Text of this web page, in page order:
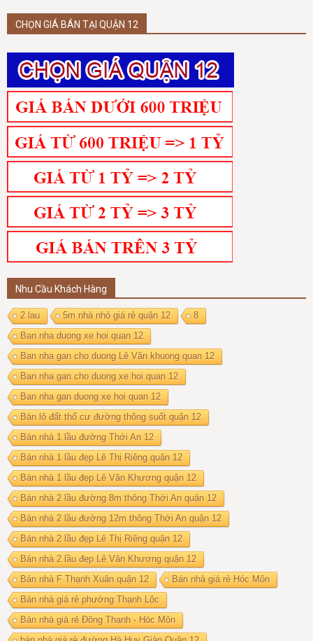
CHỌN GIÁ BÁN TẠI QUẬN 12
Nhu Cầu Khách Hàng
2 lau 5m nhà nhỏ giá rẻ quận 12
8
Ban nha duong xe hoi quan 12
Ban nha gan cho duong Lê Văn khuong quan 12
Ban nha gan cho duong xe hoi quan 12
Ban nha gan duong xe hoi quan 12
Bán lô đất thổ cư đường thông suốt quận 12
Bán nhà 1 lầu đường Thới An 12
Bán nhà 1 lầu đẹp Lê Thị Riêng quận 12
Bán nhà 1 lầu đẹp Lê Văn Khương quận 12
Bán nhà 2 lầu đường 8m thông Thới An quận 12
Bán nhà 2 lầu đường 12m thông Thới An quận 12
Bán nhà 2 lầu đẹp Lê Thị Riêng quận 12
Bán nhà 2 lầu đẹp Lê Văn Khương quận 12
Bán nhà F Thạnh Xuân quận 12
Bán nhà giá rẻ Hóc Môn
Bán nhà giá rẻ phường Thạnh Lộc
Bán nhà giá rẻ Đông Thạnh - Hóc Môn